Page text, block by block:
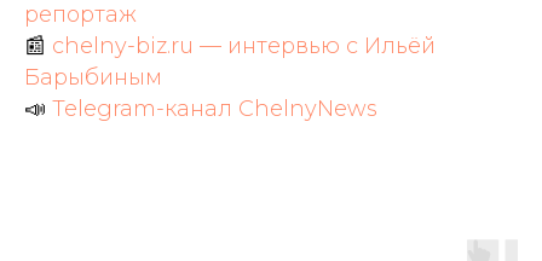
репортаж
📰 chelny-biz.ru — интервью с Ильёй
Барыбиным
📣 Telegram-канал ChelnyNews